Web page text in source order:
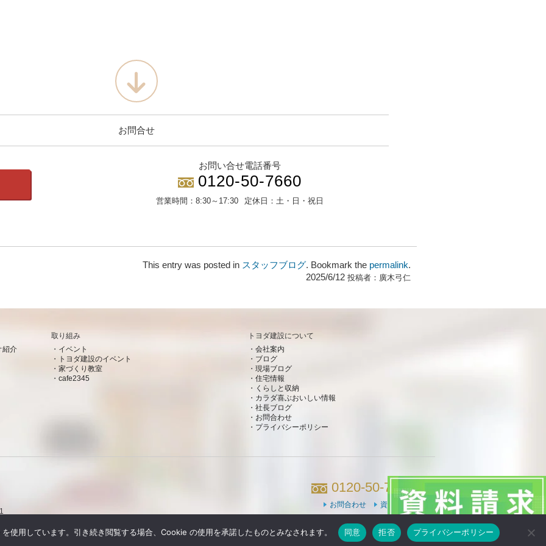
お問合せ
お問い合せ電話番号
0120-50-7660
営業時間：8:30～17:30 定休日：土・日・祝日
This entry was posted in スタッフブログ. Bookmark the permalink.
2025/6/12 投稿者： 廣木弓仁
紹介
取り組み
イベント
トヨダ建設のイベント
家づくり教室
cafe2345
トヨダ建設について
会社案内
ブログ
現場ブログ
住宅情報
くらしと収納
カラダ喜ぶおいしい情報
社長ブログ
お問合わせ
プライバシーポリシー
0120-50-7660
お問合わせ 資料請求
Powered by DJCOM Inc.
使用しています。引き続き閲覧する場合、Cookie の使用を承諾したものとみなされます。 同意 拒否 プライバシーポリシー